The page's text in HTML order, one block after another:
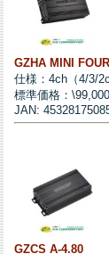
GZHA MINI
仕様：4ch（4/3/
標準価格：\99,000
JAN:
GZCS A-4.80